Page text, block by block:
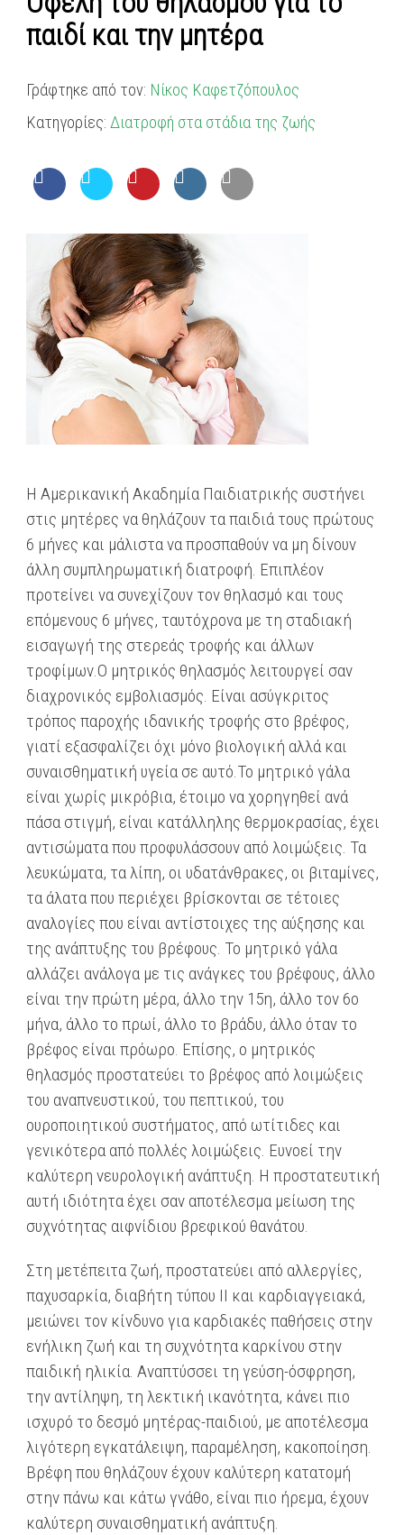
παιδί και την μητέρα
Γράφτηκε από τον: Νίκος Καφετζόπουλος
Κατηγορίες: Διατροφή στα στάδια της ζωής
Η Αμερικανική Ακαδημία Παιδιατρικής συστήνει
στις μητέρες να θηλάζουν τα παιδιά τους πρώτους
6 μήνες και μάλιστα να προσπαθούν να μη δίνουν
άλλη συμπληρωματική διατροφή. Επιπλέον
προτείνει να συνεχίζουν τον θηλασμό και τους
επόμενους 6 μήνες, ταυτόχρονα με τη σταδιακή
εισαγωγή της στερεάς τροφής και άλλων
τροφίμων.Ο μητρικός θηλασμός λειτουργεί σαν
διαχρονικός εμβολιασμός. Είναι ασύγκριτος
τρόπος παροχής ιδανικής τροφής στο βρέφος,
γιατί εξασφαλίζει όχι μόνο βιολογική αλλά και
συναισθηματική υγεία σε αυτό.Το μητρικό γάλα
είναι χωρίς μικρόβια, έτοιμο να χορηγηθεί ανά
πάσα στιγμή, είναι κατάλληλης θερμοκρασίας, έχει
αντισώματα που προφυλάσσουν από λοιμώξεις. Τα
λευκώματα, τα λίπη, οι υδατάνθρακες, οι βιταμίνες,
τα άλατα που περιέχει βρίσκονται σε τέτοιες
αναλογίες που είναι αντίστοιχες της αύξησης και
της ανάπτυξης του βρέφους. Το μητρικό γάλα
αλλάζει ανάλογα με τις ανάγκες του βρέφους, άλλο
είναι την πρώτη μέρα, άλλο την 15η, άλλο τον 6ο
μήνα, άλλο το πρωί, άλλο το βράδυ, άλλο όταν το
βρέφος είναι πρόωρο. Επίσης, ο μητρικός
θηλασμός προστατεύει το βρέφος από λοιμώξεις
του αναπνευστικού, του πεπτικού, του
ουροποιητικού συστήματος, από ωτίτιδες και
γενικότερα από πολλές λοιμώξεις. Ευνοεί την
καλύτερη νευρολογική ανάπτυξη. Η προστατευτική
αυτή ιδιότητα έχει σαν αποτέλεσμα μείωση της
συχνότητας αιφνίδιου βρεφικού θανάτου.
Στη μετέπειτα ζωή, προστατεύει από αλλεργίες,
παχυσαρκία, διαβήτη τύπου ΙΙ και καρδιαγγειακά,
μειώνει τον κίνδυνο για καρδιακές παθήσεις στην
ενήλικη ζωή και τη συχνότητα καρκίνου στην
παιδική ηλικία. Αναπτύσσει τη γεύση-όσφρηση,
την αντίληψη, τη λεκτική ικανότητα, κάνει πιο
ισχυρό το δεσμό μητέρας-παιδιού, με αποτέλεσμα
λιγότερη εγκατάλειψη, παραμέληση, κακοποίηση.
Βρέφη που θηλάζουν έχουν καλύτερη κατατομή
στην πάνω και κάτω γνάθο, είναι πιο ήρεμα, έχουν
καλύτερη συναισθηματική ανάπτυξη.